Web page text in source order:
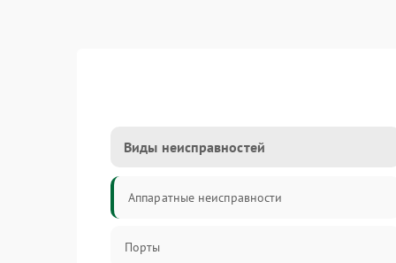
Виды неисправностей
Аппаратные неисправности
Порты